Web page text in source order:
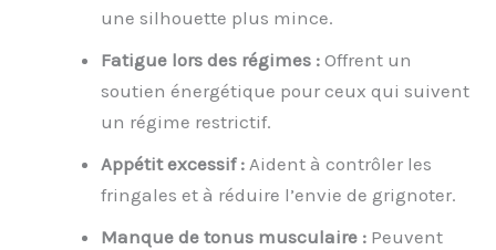
une silhouette plus mince.
Fatigue lors des régimes : Offrent un
soutien énergétique pour ceux qui suivent
un régime restrictif.
Appétit excessif : Aident à contrôler les
fringales et à réduire l’envie de grignoter.
Manque de tonus musculaire : Peuvent